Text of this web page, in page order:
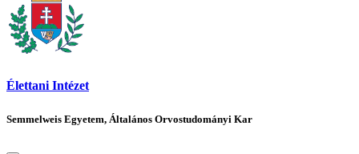
Élettani Intézet
Semmelweis Egyetem, Általános Orvostudományi Kar